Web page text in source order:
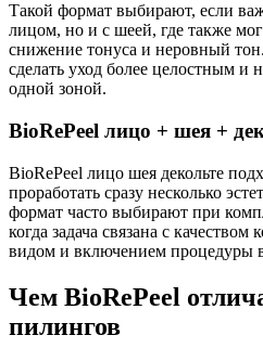
Такой формат выбирают, если
лицом, но и с шеей, где также
снижение тонуса и неровный
сделать уход более целостным и
одной зоной.
BioRePeel лицо + шея +
BioRePeel лицо шея декольте
проработать сразу несколько
формат часто выбирают при
когда задача связана с
видом и включением процедуры
Чем BioRePeel
пилингов